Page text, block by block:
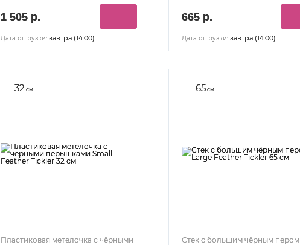
1 505 р.
Дата отгрузки: завтра (14:00)
665 р.
Дата отгрузки: завтра (14:00)
32 см
Пластиковая метелочка с чёрными
65см
Стек с большим чёрным пером